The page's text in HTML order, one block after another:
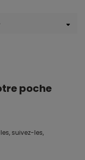
poche
suivez-les,